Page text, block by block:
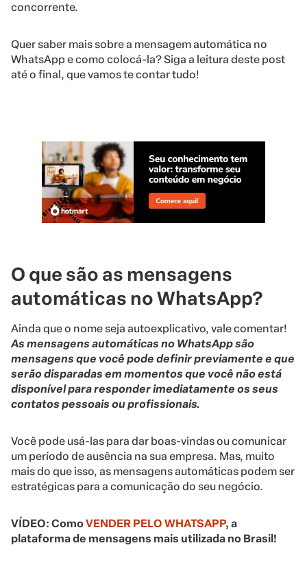
concorrente.
Quer saber mais sobre a mensagem automática no
WhatsApp e como colocá-la? Siga a leitura deste post
até o final, que vamos te contar tudo!
O que são as mensagens
automáticas no WhatsApp?
Ainda que o nome seja autoexplicativo, vale comentar!
As mensagens automáticas no WhatsApp são
mensagens que você pode definir previamente e que
serão disparadas em momentos que você não está
disponível para responder imediatamente os seus
contatos pessoais ou profissionais.
Você pode usá-las para dar boas-vindas ou comunicar
um período de ausência na sua empresa. Mas, muito
mais do que isso, as mensagens automáticas podem ser
estratégicas para a comunicação do seu negócio.
VÍDEO: Como VENDER PELO WHATSAPP, a
plataforma de mensagens mais utilizada no Brasil!